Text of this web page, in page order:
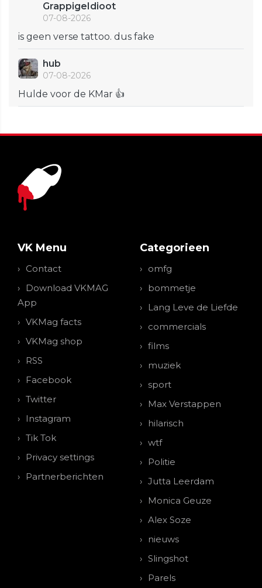
GrappigeIdioot
07-08-2026
is geen verse tattoo. dus fake
hub
07-08-2026
Hulde voor de KMar 👍
VK Menu
Contact
Download VKMAG
App
VKMag facts
VKMag shop
RSS
Facebook
Twitter
Instagram
Tik Tok
Privacy settings
Partnerberichten
Categorieen
omfg
bommetje
Lang Leve de Liefde
commercials
films
muziek
sport
Max Verstappen
hilarisch
wtf
Politie
Jutta Leerdam
Monica Geuze
Alex Soze
nieuws
Slingshot
Parels